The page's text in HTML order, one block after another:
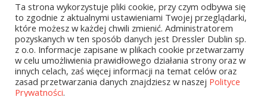
JESTEŚMY CZŁONKIEM POLSKIEJ IZBY KSIĄŻKI
Ta strona wykorzystuje pliki cookie, przy czym odbywa się
to zgodnie z aktualnymi ustawieniami Twojej przeglądarki,
które możesz w każdej chwili zmienić. Administratorem
pozyskanych w ten sposób danych jest Dressler Dublin sp.
z o.o. Informacje zapisane w plikach cookie przetwarzamy
w celu umożliwienia prawidłowego działania strony oraz w
innych celach, zaś więcej informacji na temat celów oraz
zasad przetwarzania danych znajdziesz w naszej Polityce
Prywatności.